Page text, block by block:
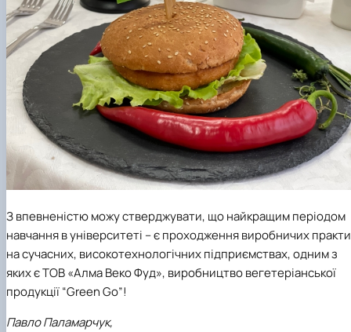
З впевненістю можу стверджувати, що найкращим періодом
навчання в університеті – є проходження виробничих
на сучасних, високотехнологічних підприємствах, одним з
яких єТОВ «Алма Веко Фуд», виробництво вегетеріанської
продукції “Green Go”!
Павло Паламарчук,